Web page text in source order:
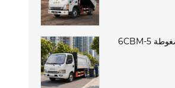
شاحنة القمامة المضغوطة 5-6CBM